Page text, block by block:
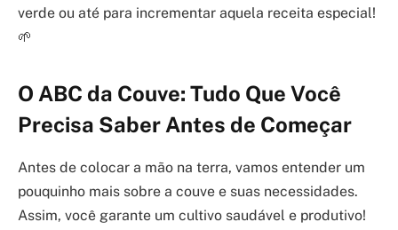
verde ou até para incrementar aquela receita especial!
🌱
O ABC da Couve: Tudo Que Você
Precisa Saber Antes de Começar
Antes de colocar a mão na terra, vamos entender um
pouquinho mais sobre a couve e suas necessidades.
Assim, você garante um cultivo saudável e produtivo!